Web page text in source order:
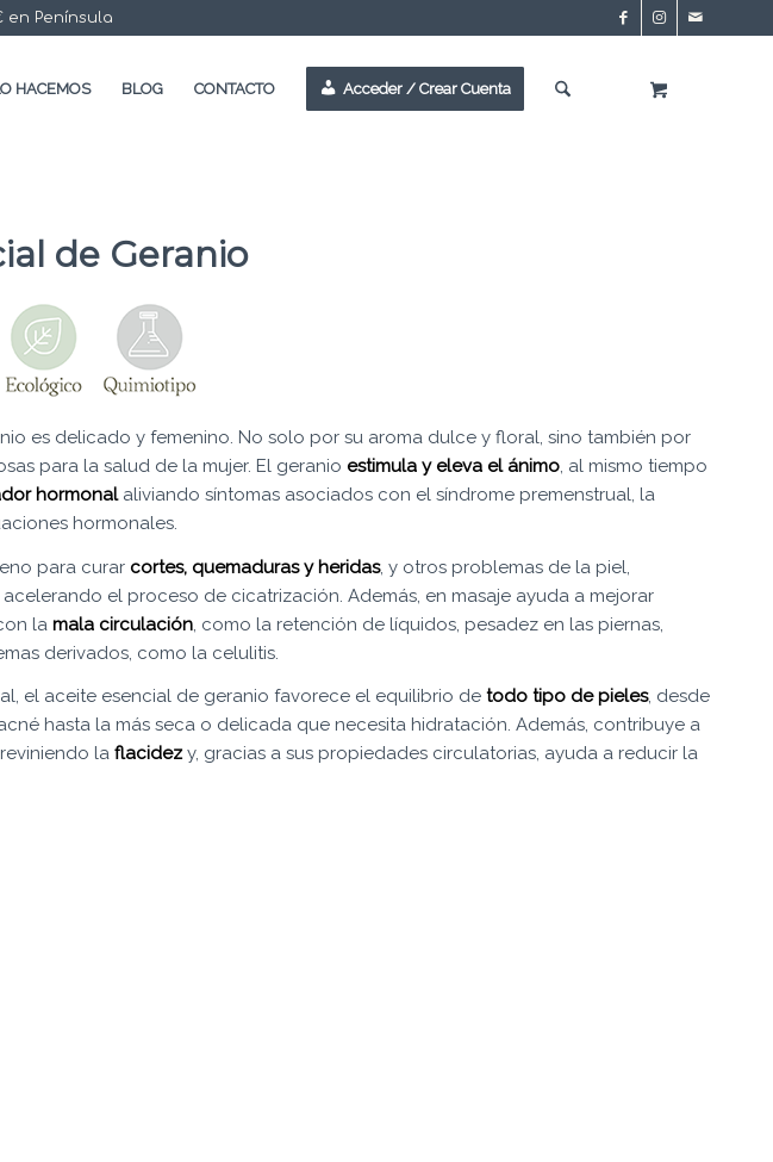
en Península
HACEMOS BLOG CONTACTO Acceder / Crear Cuenta
de Geranio
es delicado y femenino. No solo por su aroma dulce y floral, sino también por
para la salud de la mujer. El geranio estimula y eleva el ánimo, al mismo tiempo
hormonal aliviando síntomas asociados con el síndrome premenstrual, la
hormonales.
para curarcortes, quemaduras y heridas, y otros problemas de la piel,
el proceso de cicatrización. Además, en masaje ayuda a mejorar
la mala circulación, como la retención de líquidos, pesadez en las piernas,
derivados, como la celulitis.
el aceite esencial de geranio favorece el equilibrio detodo tipo de pieles, desde
hasta la más seca o delicada que necesita hidratación. Además, contribuye a
la flacidezy, gracias a sus propiedades circulatorias, ayuda a reducir la